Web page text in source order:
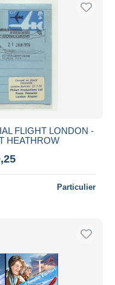
FLIGHT LONDON -
HEATHROW
Particulier